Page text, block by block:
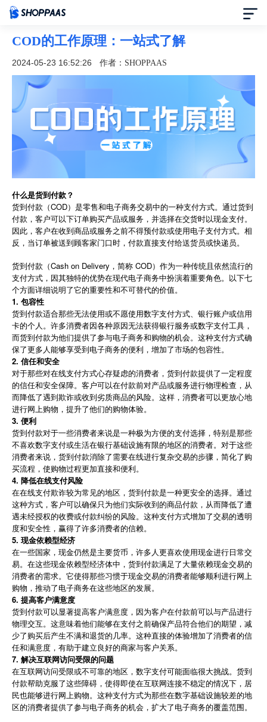
首页
定价
模板中心
资讯中心
合作伙伴
帮助中心
了解我们
简体中文
登录 免费使用
COD的工作原理：一站式了解
2024-05-23 16:52:26 作者：SHOPPAAS
什么是货到付款？
货到付款（COD）是零售和电子商务交易中的一种支付方式。通过货到
付款，客户可以下订单购买产品或服务，并选择在交货时以现金支付。
因此，客户在收到商品或服务之前不得预付款或使用电子支付方式。相
反，当订单被送到顾客家门口时，付款直接支付给送货员或快递员。
货到付款（Cash on Delivery，简称 COD）作为一种传统且依然流行的
支付方式，因其独特的优势在现代电子商务中扮演着重要角色。以下七
个方面详细说明了它的重要性和不可替代的价值。
1. 包容性
货到付款适合那些无法使用或不愿使用数字支付方式、银行账户或信用
卡的个人。许多消费者因各种原因无法获得银行服务或数字支付工具，
而货到付款为他们提供了参与电子商务和购物的机会。这种支付方式确
保了更多人能够享受到电子商务的便利，增加了市场的包容性。
2. 信任和安全
对于那些对在线支付方式心存疑虑的消费者，货到付款提供了一定程度
的信任和安全保障。客户可以在付款前对产品或服务进行物理检查，从
而降低了遇到欺诈或收到劣质商品的风险。这样，消费者可以更放心地
进行网上购物，提升了他们的购物体验。
3. 便利
货到付款对于一些消费者来说是一种极为方便的支付选择，特别是那些
不喜欢数字支付或生活在银行基础设施有限的地区的消费者。对于这些
消费者来说，货到付款消除了需要在线进行复杂交易的步骤，简化了购
买流程，使购物过程更加直接和便利。
4. 降低在线支付风险
在在线支付欺诈较为常见的地区，货到付款是一种更安全的选择。通过
这种方式，客户可以确保只为他们实际收到的商品付款，从而降低了遭
遇未经授权的收费或付款纠纷的风险。这种支付方式增加了交易的透明
度和安全性，赢得了许多消费者的信赖。
5. 现金依赖型经济
在一些国家，现金仍然是主要货币，许多人更喜欢使用现金进行日常交
易。在这些现金依赖型经济体中，货到付款满足了大量依赖现金交易的
消费者的需求。它使得那些习惯于现金交易的消费者能够顺利进行网上
购物，推动了电子商务在这些地区的发展。
6. 提高客户满意度
货到付款可以显著提高客户满意度，因为客户在付款前可以与产品进行
物理交互。这意味着他们能够在支付之前确保产品符合他们的期望，减
少了购买后产生不满和退货的几率。这种直接的体验增加了消费者的信
任和满意度，有助于建立良好的商家与客户关系。
7. 解决互联网访问受限的问题
在互联网访问受限或不可靠的地区，数字支付可能面临很大挑战。货到
付款帮助克服了这些障碍，使得即使在互联网连接不稳定的情况下，居
民也能够进行网上购物。这种支付方式为那些在数字基础设施较差的地
区的消费者提供了参与电子商务的机会，扩大了电子商务的覆盖范围。